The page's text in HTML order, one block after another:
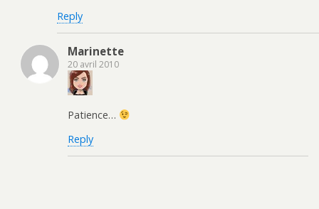
Reply
Marinette
20 avril 2010
Patience…
Reply